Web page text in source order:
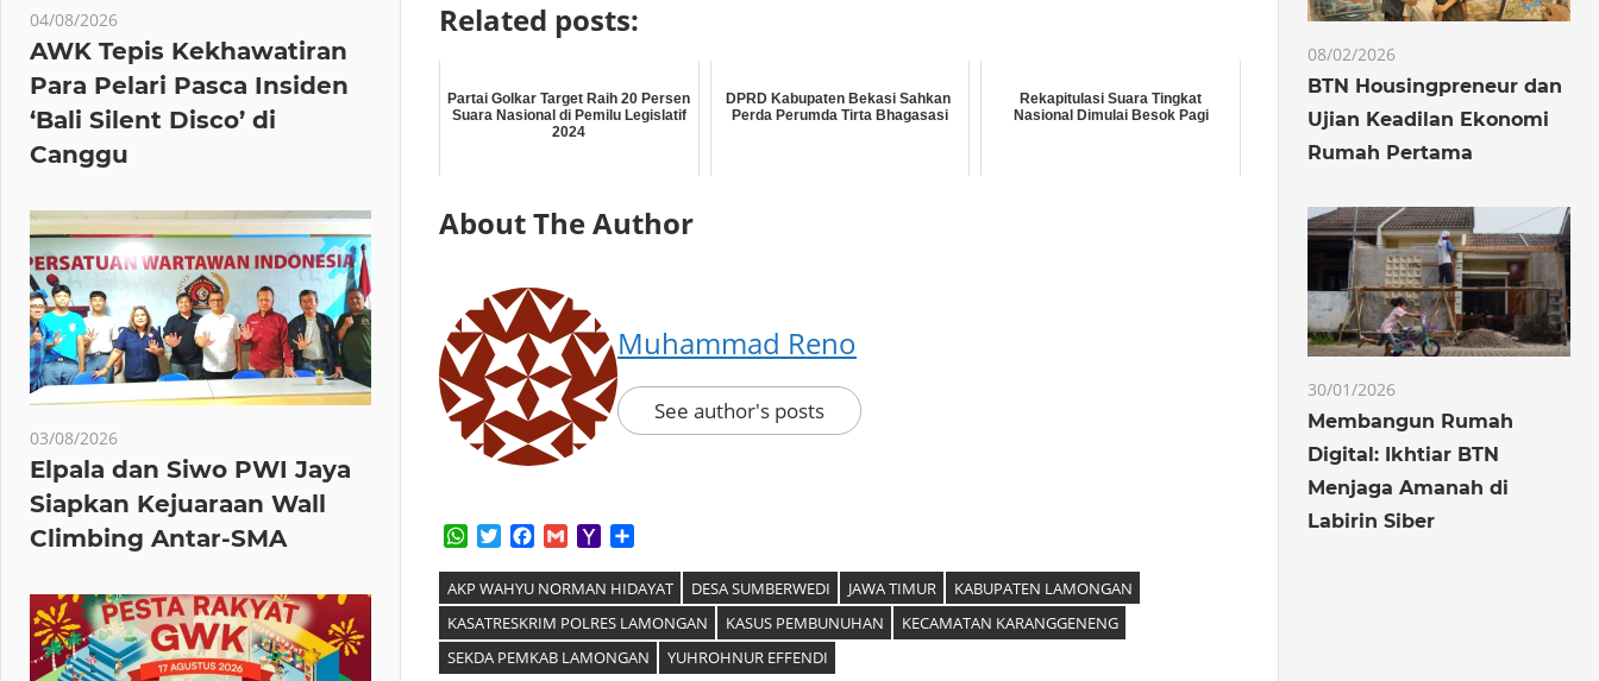
Related posts:
Partai Golkar Target Raih 20 Persen
Suara Nasional di Pemilu Legislatif
2024
DPRD Kabupaten Bekasi Sahkan
Perda Perumda Tirta Bhagasasi
Rekapitulasi Suara Tingkat
Nasional Dimulai Besok Pagi
About The Author
Muhammad Reno
See author's posts
WhatsApp
TwitterFacebook
GmailYahoo
AKP WAHYU NORMAN HIDAYAT DESA SUMBERWEDI JAWA TIMUR
KABUPATEN LAMONGAN
KASATRESKRIM POLRES LAMONGAN
KASUS PEMBUNUHAN
KECAMATAN KARANGGENENG
SEKDA PEMKAB LAMONGAN
YUHROHNUR EFFENDI
04/08/2026
AWK Tepis Kekhawatiran
Para Pelari Pasca Insiden
‘Bali Silent Disco’ di
Canggu
03/08/2026
Elpala dan Siwo PWI Jaya
Siapkan Kejuaraan Wall
Climbing Antar-SMA
08/02/2026
BTN Housingpreneur dan
Ujian Keadilan Ekonomi
Rumah Pertama
30/01/2026
Membangun Rumah
Digital: Ikhtiar BTN
Menjaga Amanah di
Labirin Siber